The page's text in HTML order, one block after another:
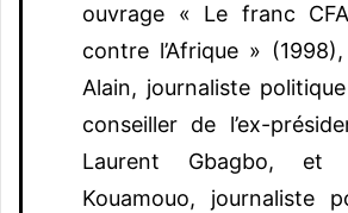
ouvrage « Le franc
contre l’Afrique »
Alain, journaliste
conseiller de l’ex-
Laurent Gbagbo, et
Kouamouo, journaliste